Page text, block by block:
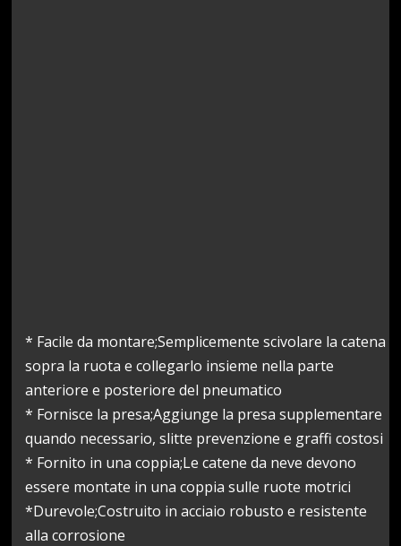
* Facile da montare;Semplicemente scivolare la catena
sopra la ruota e collegarlo insieme nella parte
anteriore e posteriore del pneumatico
* Fornisce la presa;Aggiunge la presa supplementare
quando necessario, slitte prevenzione e graffi costosi
* Fornito in una coppia;Le catene da neve devono
essere montate in una coppia sulle ruote motrici
*Durevole;Costruito in acciaio robusto e resistente
alla corrosione